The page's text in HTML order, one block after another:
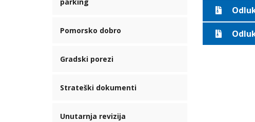
Pomorsko dobro
Gradski porezi
Strateški dokumenti
Unutarnja revizija